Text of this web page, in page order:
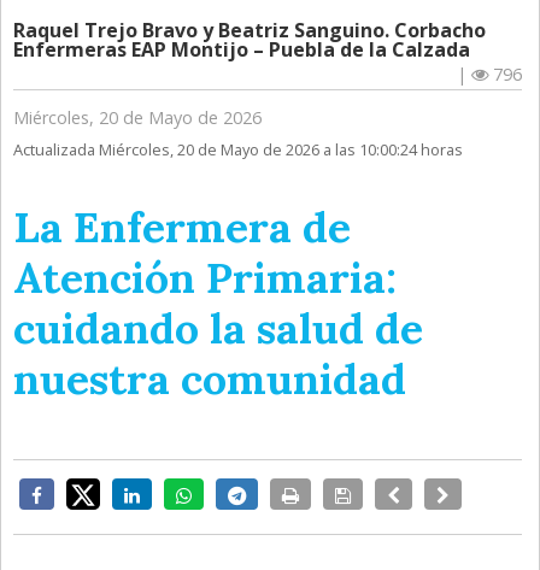
Raquel Trejo Bravo y Beatriz Sanguino. Corbacho
Enfermeras EAP Montijo – Puebla de la Calzada
|
796
Miércoles, 20 de Mayo de 2026
Actualizada Miércoles, 20 de Mayo de 2026 a las 10:00:24 horas
La Enfermera de
Atención Primaria:
cuidando la salud de
nuestra comunidad